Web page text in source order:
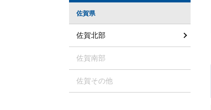
佐賀県
佐賀北部
佐賀南部
佐賀その他